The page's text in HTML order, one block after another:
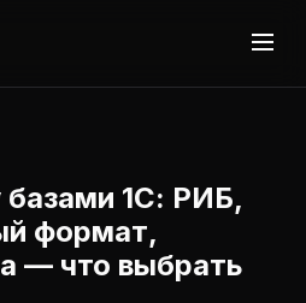
1С: РИБ,
формат,
— что выбрать